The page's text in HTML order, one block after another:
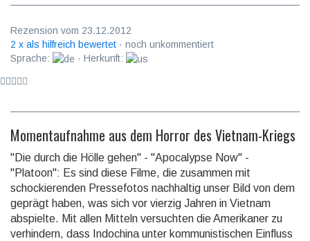
Rezension vom 23.12.2012
2 x als hilfreich bewertet · noch unkommentiert
Sprache:
· Herkunft:
Momentaufnahme aus dem Horror des Vietnam-Kriegs
"Die durch die Hölle gehen" - "Apocalypse Now" -
"Platoon": Es sind diese Filme, die zusammen mit
schockierenden Pressefotos nachhaltig unser Bild von dem
geprägt haben, was sich vor vierzig Jahren in Vietnam
abspielte. Mit allen Mitteln versuchten die Amerikaner zu
verhindern, dass Indochina unter kommunistischen Einfluss